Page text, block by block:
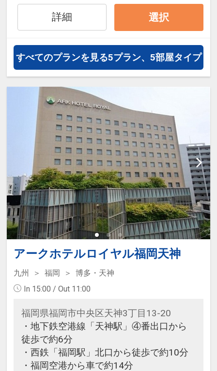
詳細 選択
すべてのプランを見る5プラン、5部屋タイプ
アークホテルロイヤル福岡天神
九州 福岡
博多・天神
In 15:00 / Out 11:00
福岡県福岡市中央区天神3丁目13-20
・地下鉄空港線「天神駅」④番出口から
徒歩で約6分
・西鉄「福岡駅」北口から徒歩で約10分
・福岡空港から車で約14分